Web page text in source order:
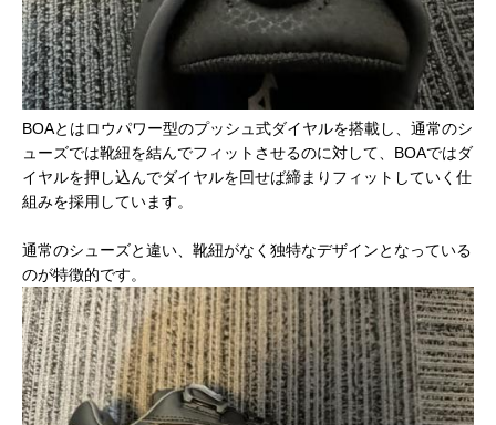
BOAとはロウパワー型のプッシュ式ダイヤルを搭載し、通常のシ
ューズでは靴紐を結んでフィットさせるのに対して、BOAではダ
イヤルを押し込んでダイヤルを回せば締まりフィットしていく仕
組みを採用しています。
通常のシューズと違い、靴紐がなく独特なデザインとなっている
のが特徴的です。